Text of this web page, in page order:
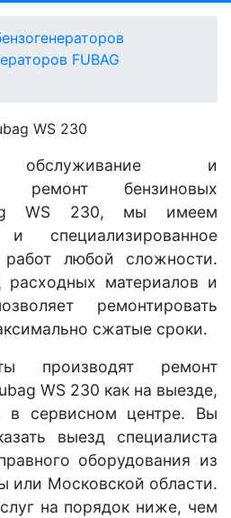
FUBAG
обслуживание и
ремонт бензиновых
WS 230, мы имеем
специализированное
любой сложности.
расходных материалов и
ремонтировать
сжатые сроки.
производят ремонт
WS 230 как на выезде,
в сервисном центре. Вы
выезд специалиста
оборудования из
или Московской области.
на порядок ниже, чем